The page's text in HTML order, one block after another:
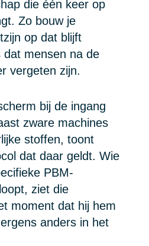
die één keer op
Zo bouw je
op dat blijft
dat mensen na de
vergeten zijn.
bij de ingang
zware machines
stoffen, toont
dat daar geldt. Wie
PBM-
ziet die
moment dat hij hem
anders in het